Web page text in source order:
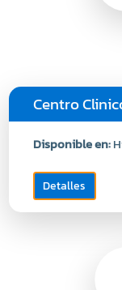
Centro
Disponible en:
Detalles